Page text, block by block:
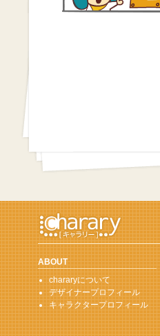
ABOUT
chararyについて
デザイナープロフィール
キャラクタープロフィール